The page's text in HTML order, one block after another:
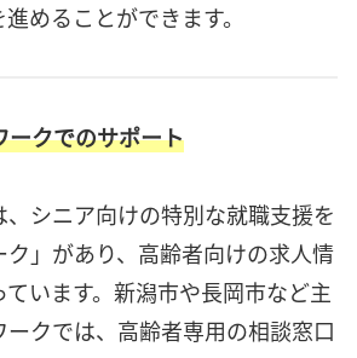
めることができます。
ークでのサポート
シニア向けの特別な就職支援を
」があり、高齢者向けの求人情
います。新潟市や長岡市など主
クでは、高齢者専用の相談窓口